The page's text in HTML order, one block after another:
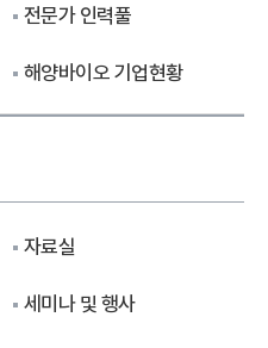
전문가 인력풀
해양바이오 기업현황
자료실
세미나 및 행사